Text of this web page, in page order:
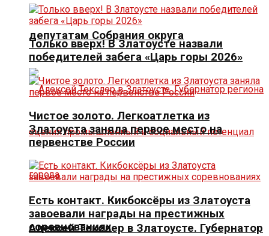
депутатам Собрания округа
Алексей Текслер в Златоусте. Губернатор
Только вверх! В Златоусте назвали
победителей забега «Царь горы 2026»
Чистое золото. Легкоатлетка из
Златоуста заняла первое место на
первенстве России
Есть контакт. Кикбоксёры из Златоуста
завоевали награды на престижных
соревнованиях